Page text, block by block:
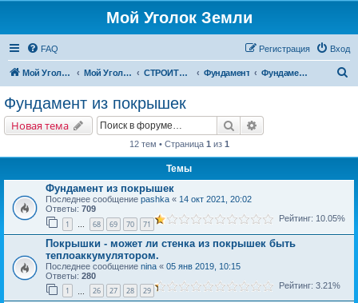
Мой Уголок Земли
FAQ Вход
Регистрация
Мой Уголок Земли Мой Уголок Земли СТРОИТЕЛЬСТВО ДОМА Фундамент Фундамент из покрышек
Фундамент из покрышек
Новая тема Поиск
12 тем • Страница 1 из 1
Темы
Фундамент из покрышек
Последнее сообщение pashka « 14 окт 2021, 20:02
Ответы: 709
1 … 68 69 70 71
Рейтинг: 10.05%
Покрышки - может ли стенка из покрышек быть
теплоаккумулятором.
Последнее сообщение nina « 05 янв 2019, 10:15
Ответы: 280
1 26 27 28 29
Рейтинг: 3.21%